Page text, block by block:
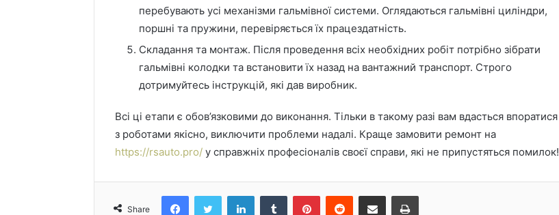
перебувають усі механізми гальмівної системи. Оглядаються гальмівні циліндри,
поршні та пружини, перевіряється їх працездатність.
Складання та монтаж. Після проведення всіх необхідних робіт потрібно зібрати
гальмівні колодки та встановити їх назад на вантажний транспорт. Строго
дотримуйтесь інструкцій, які дав виробник.
Всі ці етапи є обов’язковими до виконання. Тільки в такому разі вам вдасться впоратися
з роботами якісно, виключити проблеми надалі. Краще замовити ремонт на
https://rsauto.pro/ у справжніх професіоналів своєї справи, які не припустяться помилок!
Share